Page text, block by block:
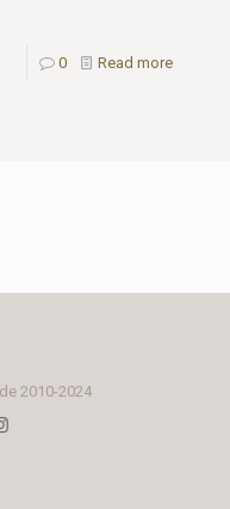
0 Read more
2010-2024